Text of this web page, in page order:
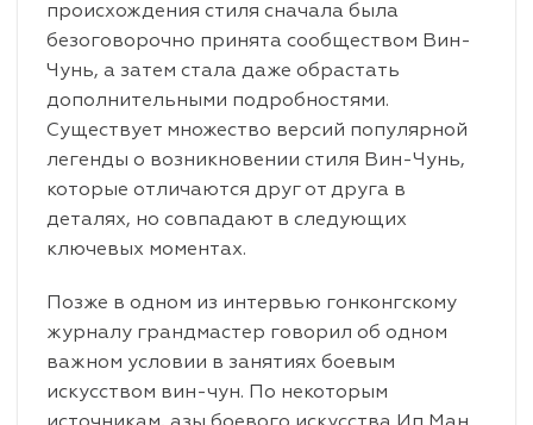
происхождения стиля сначала была
безоговорочно принята сообществом Вин-
Чунь, а затем стала даже обрастать
дополнительными подробностями.
Существует множество версий популярной
легенды о возникновении стиля Вин-Чунь,
которые отличаются друг от друга в
деталях, но совпадают в следующих
ключевых моментах.
Позже в одном из интервью гонконгскому
журналу грандмастер говорил об одном
важном условии в занятиях боевым
искусством вин-чун. По некоторым